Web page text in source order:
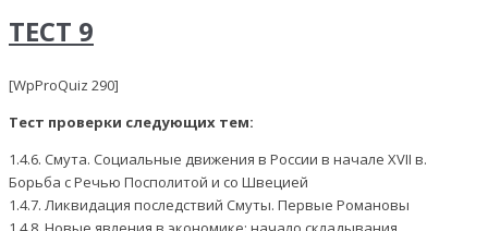
ТЕСТ 9
[WpProQuiz 290]
Тест проверки следующих тем:
1.4.6. Смута. Социальные движения в России в начале XVII в.
Борьба с Речью Посполитой и со Швецией
1.4.7. Ликвидация последствий Смуты. Первые Романовы